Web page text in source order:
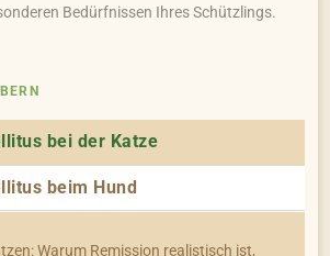
Bedürfnissen Ihres Schützlings.
bei der Katze
beim Hund
Warum Remission realistisch ist,